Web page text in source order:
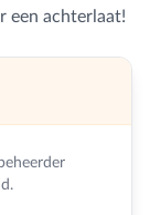
een achterlaat!